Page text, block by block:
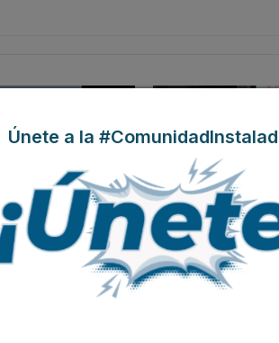
que convierte la
activa de
Lilu González: de
Únete a la